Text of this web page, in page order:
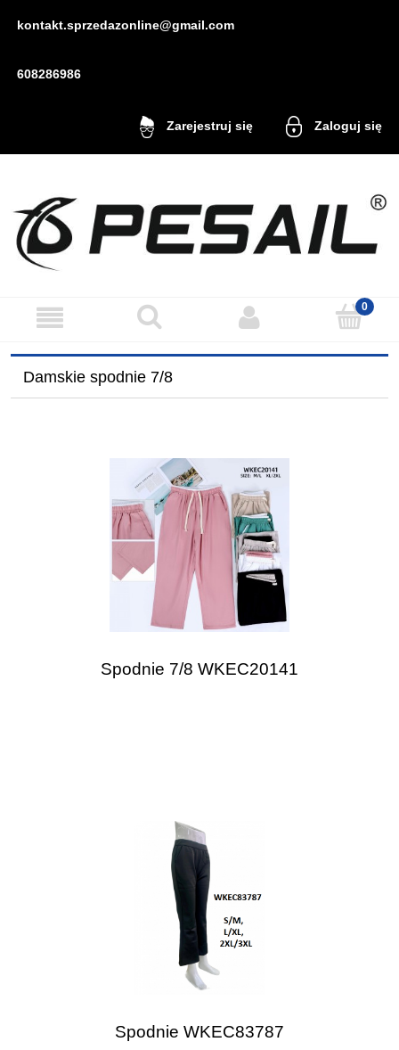
kontakt.sprzedazonline@gmail.com
608286986
Zarejestruj się Zaloguj się
Damskie spodnie 7/8
Spodnie 7/8 WKEC20141
Spodnie WKEC83787